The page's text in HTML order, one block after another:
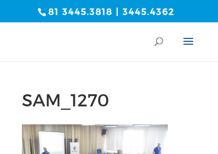
81 3445.3818 | 3445.4362
SAM_1270